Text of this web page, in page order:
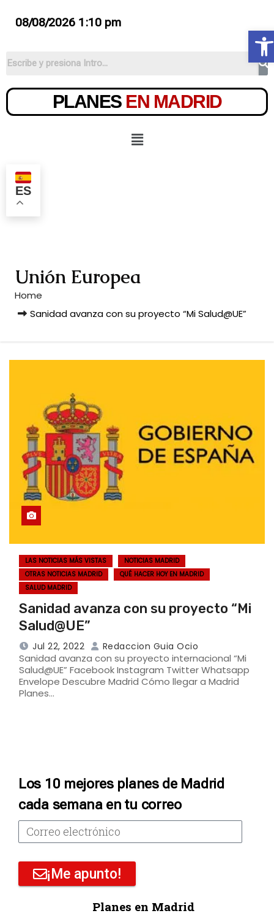
08/08/2026 1:10 pm
PLANES EN MADRID
ES
Unión Europea
Home
Sanidad avanza con su proyecto “Mi Salud@UE”
LAS NOTICIAS MÁS VISTAS
NOTICIAS MADRID
OTRAS NOTICIAS MADRID
QUÉ HACER HOY EN MADRID
SALUD MADRID
Sanidad avanza con su proyecto “Mi
Salud@UE”
Jul 22, 2022 Redaccion Guia Ocio
Sanidad avanza con su proyecto internacional “Mi
Salud@UE” Facebook Instagram Twitter Whatsapp
Envelope Descubre Madrid Cómo llegar a Madrid
Planes…
Los 10 mejores planes de Madrid
cada semana en tu correo
¡Me apunto!
Planes en Madrid